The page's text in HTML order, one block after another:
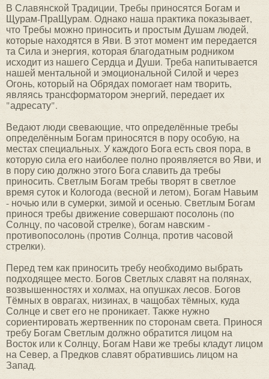
В Славянской Традиции, Требы приносятся Богам и
Щурам-ПраЩурам. Однако наша практика показывает,
что Требы можно приносить и простым Душам людей,
которые находятся в Яви. В этот момент им передается
та Сила и энергия, которая благодатным родником
исходит из нашего Сердца и Души. Треба напитывается
нашей ментальной и эмоциональной Силой и через
Огонь, который на Обрядах помогает нам творить,
являясь трансформатором энергий, передает их
"адресату".
Ведают люди свевающие, что определённые требы
определённым Богам приносятся в пору особую, на
местах специальных. У каждого Бога есть своя пора, в
которую сила его наиболее полно проявляется во Яви, и
в пору сию должно этого Бога славить да требы
приносить. Светлым Богам требы творят в светлое
время суток и Кологода (весной и летом), Богам Навьим
- ночью или в сумерки, зимой и осенью. Светлым Богам
принося требы движение совершают посолонь (по
Солнцу, по часовой стрелке), богам навским -
противопосолонь (против Солнца, против часовой
стрелки).
Перед тем как приносить требу необходимо выбрать
подходящее место. Богов Светлых славят на полянах,
возвышенностях и холмах, на опушках лесов. Богов
Тёмных в оврагах, низинах, в чащобах тёмных, куда
Солнце и свет его не проникает. Также нужно
сориентировать жертвенник по сторонам света. Принося
требу Богам Светлым должно обратится лицом на
Восток или к Солнцу, Богам Нави же требы кладут лицом
на Север, а Предков славят обратившись лицом на
Запад.